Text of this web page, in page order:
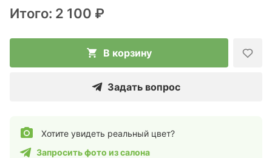
Итого: 2 100 ₽
В корзину
Задать вопрос
Хотите увидеть реальный цвет?
Запросить фото из салона